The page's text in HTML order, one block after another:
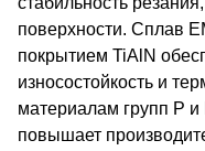
поверхности. Сплав
покрытием TiAlN
износостойкость и
материалам групп P
повышает